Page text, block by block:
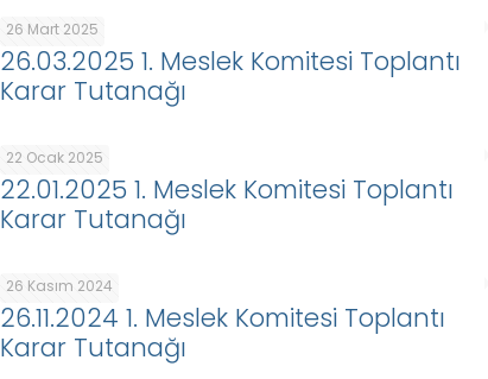
26 Mart 2025
26.03.2025 1. Meslek Komitesi Toplantı
Karar Tutanağı
22 Ocak 2025
22.01.2025 1. Meslek Komitesi Toplantı
Karar Tutanağı
26 Kasım 2024
26.11.2024 1. Meslek Komitesi Toplantı
Karar Tutanağı